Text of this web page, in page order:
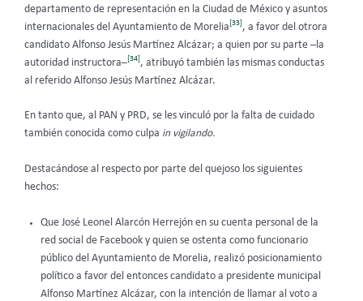
departamento de representación en la Ciudad de México y asuntos
internacionales del Ayuntamiento de Morelia [33] , a favor del otrora
candidato Alfonso Jesús Martínez Alcázar; a quien por su parte –la
autoridad instructora– [34] , atribuyó también las mismas conductas
al referido Alfonso Jesús Martínez Alcázar.
En tanto que, al PAN y PRD, se les vinculó por la falta de cuidado
también conocida como culpa in vigilando.
Destacándose al respecto por parte del quejoso los siguientes
hechos:
Que José Leonel Alarcón Herrejón en su cuenta personal de la
red social de Facebook y quien se ostenta como funcionario
público del Ayuntamiento de Morelia, realizó posicionamiento
político a favor del entonces candidato a presidente municipal
Alfonso Martínez Alcázar, con la intención de llamar al voto a